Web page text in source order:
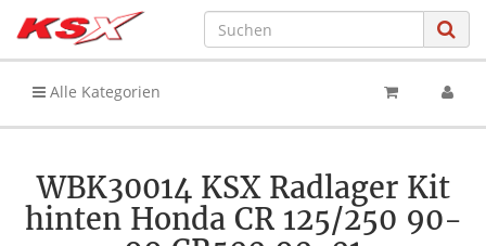
Alle Kategorien
WBK30014 KSX Radlager Kit
hinten Honda CR 125/250 90-